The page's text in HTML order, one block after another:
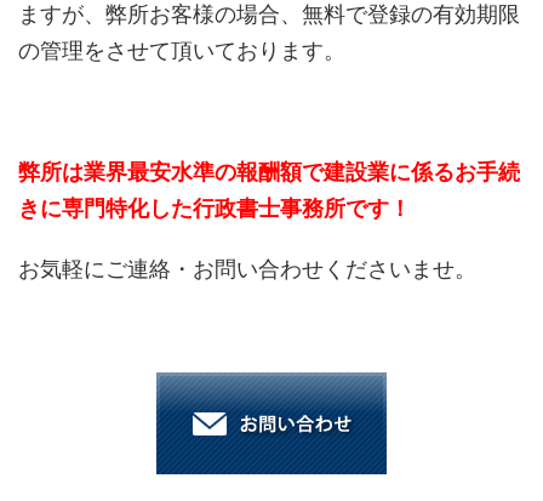
ますが、弊所お客様の場合、無料で登録の有効期限
の管理をさせて頂いております。
弊所は業界最安水準の報酬額で建設業に係るお手続
きに専門特化した行政書士事務所です！
お気軽にご連絡・お問い合わせくださいませ。